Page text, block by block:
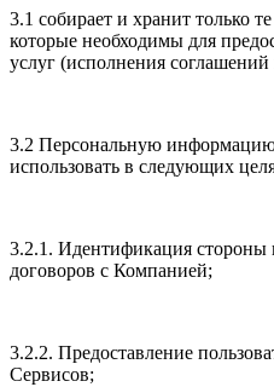
3.1 собирает и хранит только
которые необходимы для
услуг (исполнения соглашений
3.2 Персональную информацию
использовать в следующих
3.2.1. Идентификация стороны
договоров с Компанией;
3.2.2. Предоставление
Сервисов;